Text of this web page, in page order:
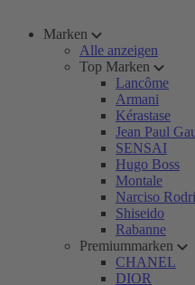
Marken
Alle anzeigen
Top Marken
Lancôme
Armani
Kérastase
Jean Paul
SENSAI
Hugo Boss
Montale
Narciso
Shiseido
Rabanne
Premiummarken
CHANEL
DIOR